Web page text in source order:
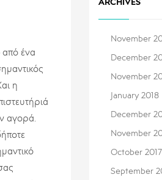
από ένα
η
αγορά.
ARCHIVES
November
December
November
January 2018
December
November
October 2017
September